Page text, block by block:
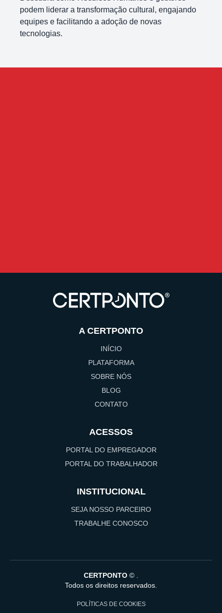
podem liderar a transformação cultural, engajando
equipes e facilitando a adoção de novas
tecnologias.
A CERTPONTO
INÍCIO
PLATAFORMA
SOBRE NÓS
BLOG
CONTATO
ACESSOS
PORTAL DO EMPREGADOR
PORTAL DO TRABALHADOR
INSTITUCIONAL
SEJA NOSSO PARCEIRO
TRABALHE CONOSCO
CERTPONTO ©
Todos os direitos reservados.
POLÍTICAS DE COOKIES